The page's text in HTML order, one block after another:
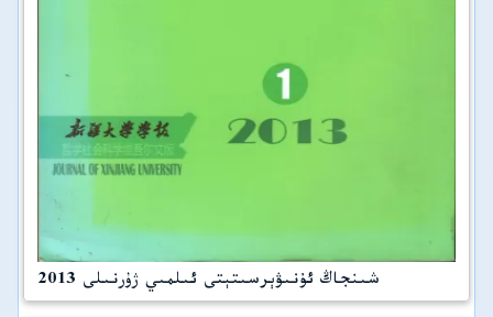
شىنجاڭ ئۇنىۋېرسىتېتى ئىلمىي ژۇرنىلى 2013